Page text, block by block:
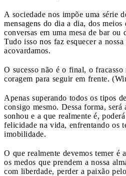
A sociedade nos impõe uma série
mensagens do dia a dia, dos meios
conversas em uma mesa de bar ou
Tudo isso nos faz esquecer a
acovardamos.
O sucesso não é o final, o
coragem para seguir em frente.
Apenas superando todos os tipos
consigo mesmo. Dessa forma, será
sonhou e a que realmente é,
felicidade na vida, enfrentando os
imobilidade.
O que realmente devemos temer é
os medos que prendem a nossa
com liberdade, perder a paixão